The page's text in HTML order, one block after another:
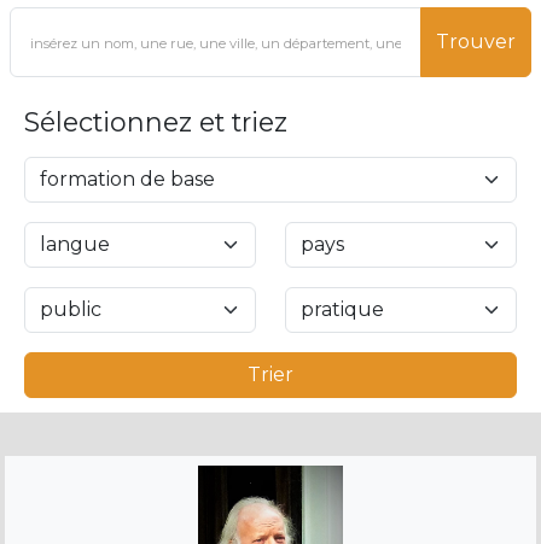
Trouver
Sélectionnez et triez
Trier